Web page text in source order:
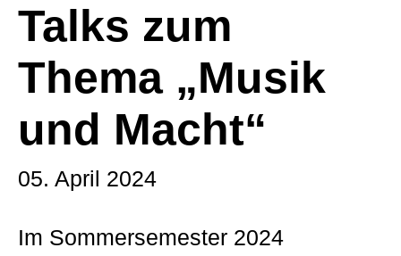
Talks zum
Thema „Musik
und Macht“
05. April 2024
Im Sommersemester 2024